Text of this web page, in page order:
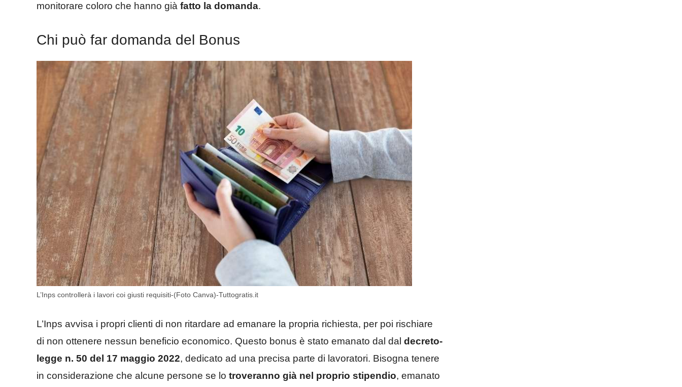
monitorare coloro che hanno già fatto la domanda.
Chi può far domanda del Bonus
L’Inps controllerà i lavori coi giusti requisiti-(Foto Canva)-Tuttogratis.it
L’Inps avvisa i propri clienti di non ritardare ad emanare la propria richiesta, per poi rischiare
di non ottenere nessun beneficio economico. Questo bonus è stato emanato dal dal decreto-
legge n. 50 del 17 maggio 2022, dedicato ad una precisa parte di lavoratori. Bisogna tenere
in considerazione che alcune persone se lo troveranno già nel proprio stipendio, emanato